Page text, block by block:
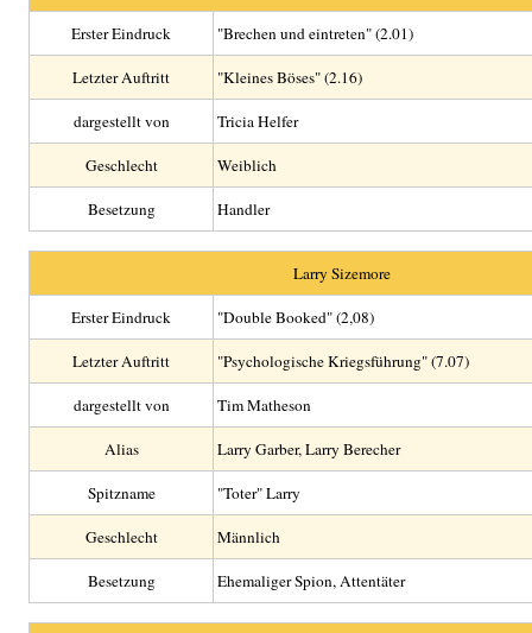
Erster Eindruck "Brechen und eintreten" (2.01)
Letzter Auftritt "Kleines Böses" (2.16)
dargestellt von Tricia Helfer
Geschlecht Weiblich
Besetzung Handler
Larry Sizemore
Erster Eindruck "Double Booked" (2,08)
Letzter Auftritt "Psychologische Kriegsführung" (7.07)
dargestellt von Tim Matheson
Alias Larry Garber, Larry Berecher
Spitzname "Toter" Larry
Geschlecht Männlich
Besetzung Ehemaliger Spion, Attentäter